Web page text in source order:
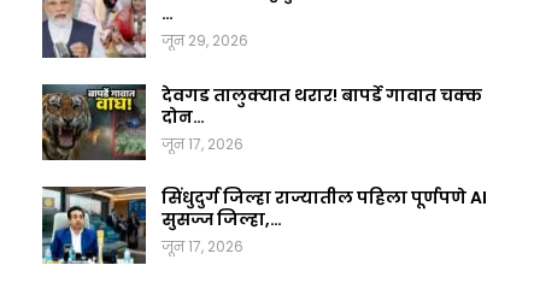
…
जून 29, 2026
देवगड तालुक्यात थरार! बापर्डे गावात चक्क
दोन…
जून 17, 2026
सिंधुदुर्ग जिल्हा राज्यातील पहिला पूर्णपणे AI
सुसज्ज जिल्हा,…
जून 17, 2026